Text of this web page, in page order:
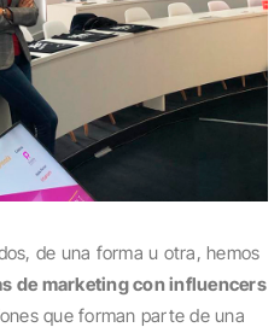
de una forma u otra, hemos
de marketing con influencers
que forman parte de una